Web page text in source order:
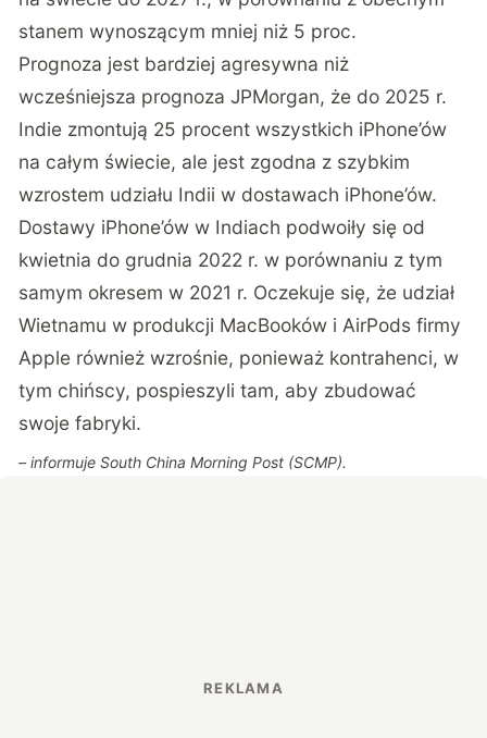
stanem wynoszącym mniej niż 5 proc.
Prognoza jest bardziej agresywna niż
wcześniejsza prognozaJPMorgan, że do 2025 r.
Indie zmontują 25 procent wszystkich iPhone’ów
na całym świecie, ale jest zgodna z szybkim
wzrostem udziału Indii w dostawach iPhone’ów.
Dostawy iPhone’ów w Indiach podwoiły się od
kwietnia do grudnia 2022 r. w porównaniu z tym
samym okresem w 2021 r. Oczekuje się, że udział
Wietnamu w produkcji MacBooków i AirPods firmy
Apple również wzrośnie, ponieważ kontrahenci, w
tym chińscy, pospieszyli tam, aby zbudować
swoje fabryki.
– informujeSouth China Morning Post (SCMP).